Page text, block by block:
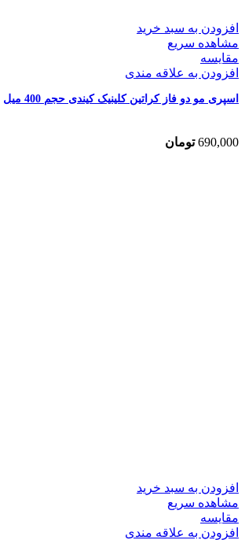
افزودن به سبد خرید
مشاهده سریع
مقایسه
افزودن به علاقه مندی
اسپری مو دو فاز کراتین کلینیک کیندی حجم 400 میل
690,000 تومان
افزودن به سبد خرید
مشاهده سریع
مقایسه
افزودن به علاقه مندی